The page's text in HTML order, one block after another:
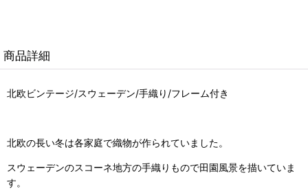
商品詳細
北欧ビンテージ/スウェーデン/手織り/フレーム付き
北欧の長い冬は各家庭で織物が作られていました。
スウェーデンのスコーネ地方の手織りもので田園風景を描いていま
す。